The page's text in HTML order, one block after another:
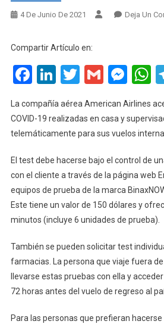
4 De Junio De 2021 Deja Un
Compartir Artículo en:
Facebook
LinkedIn
Twitter
Gmail
La compañía aérea American Airlines
COVID-19 realizadas en casa y
telemáticamente para sus vuelos
El test debe hacerse bajo el control de
con el cliente a través de la página web
equipos de prueba de la marca
Este tiene un valor de 150 dólares y
minutos (incluye 6 unidades de prueba).
También se pueden solicitar test
farmacias. La persona que viaje fuera
llevarse estas pruebas con ella y
72 horas antes del vuelo de regreso al
Para las personas que prefieran